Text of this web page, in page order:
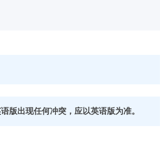
版出现任何冲突，应以英语版为准。